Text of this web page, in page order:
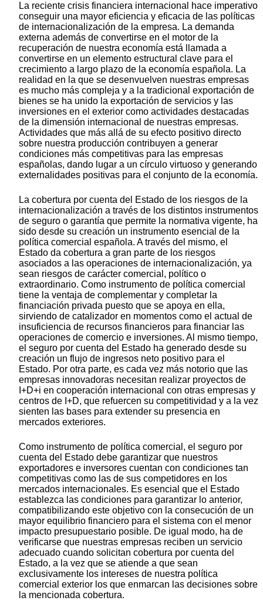
La reciente crisis financiera internacional hace imperativo
conseguir una mayor eficiencia y eficacia de las políticas
de internacionalización de la empresa. La demanda
externa además de convertirse en el motor de la
recuperación de nuestra economía está llamada a
convertirse en un elemento estructural clave para el
crecimiento a largo plazo de la economía española. La
realidad en la que se desenvuelven nuestras empresas
es mucho más compleja y a la tradicional exportación de
bienes se ha unido la exportación de servicios y las
inversiones en el exterior como actividades destacadas
de la dimensión internacional de nuestras empresas.
Actividades que más allá de su efecto positivo directo
sobre nuestra producción contribuyen a generar
condiciones más competitivas para las empresas
españolas, dando lugar a un círculo virtuoso y generando
externalidades positivas para el conjunto de la economía.
La cobertura por cuenta del Estado de los riesgos de la
internacionalización a través de los distintos instrumentos
de seguro o garantía que permite la normativa vigente, ha
sido desde su creación un instrumento esencial de la
política comercial española. A través del mismo, el
Estado da cobertura a gran parte de los riesgos
asociados a las operaciones de internacionalización, ya
sean riesgos de carácter comercial, político o
extraordinario. Como instrumento de política comercial
tiene la ventaja de complementar y completar la
financiación privada puesto que se apoya en ella,
sirviendo de catalizador en momentos como el actual de
insuficiencia de recursos financieros para financiar las
operaciones de comercio e inversiones. Al mismo tiempo,
el seguro por cuenta del Estado ha generado desde su
creación un flujo de ingresos neto positivo para el
Estado. Por otra parte, es cada vez más notorio que las
empresas innovadoras necesitan realizar proyectos de
I+D+i en cooperación internacional con otras empresas y
centros de I+D, que refuercen su competitividad y a la vez
sienten las bases para extender su presencia en
mercados exteriores.
Como instrumento de política comercial, el seguro por
cuenta del Estado debe garantizar que nuestros
exportadores e inversores cuentan con condiciones tan
competitivas como las de sus competidores en los
mercados internacionales. Es esencial que el Estado
establezca las condiciones para garantizar lo anterior,
compatibilizando este objetivo con la consecución de un
mayor equilibrio financiero para el sistema con el menor
impacto presupuestario posible. De igual modo, ha de
verificarse que nuestras empresas reciben un servicio
adecuado cuando solicitan cobertura por cuenta del
Estado, a la vez que se atiende a que sean
exclusivamente los intereses de nuestra política
comercial exterior los que enmarcan las decisiones sobre
la mencionada cobertura.